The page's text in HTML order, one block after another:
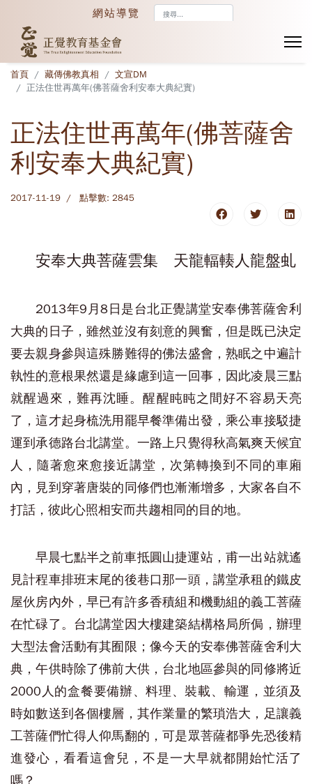
網站導覽
首頁 藏傳佛教真相
文宣DM
正法住世再萬年(佛菩薩舍利安奉大典紀實)
正法住世再萬年(佛菩薩舍
利安奉大典紀實)
2017-11-19 點擊數: 2845
安奉大典菩薩雲集 天龍輻輳人龍盤虬
2013年9月8日是台北正覺講堂安奉佛菩薩舍利
大典的日子，雖然並沒有刻意的興奮，但是既已決定
要去親身參與這殊勝難得的佛法盛會，熟眠之中遍計
執性的意根果然還是緣慮到這一回事，因此凌晨三點
就醒過來，難再沈睡。醒醒盹盹之間好不容易天亮
了，這才起身梳洗用罷早餐準備出發，乘公車接駁捷
運到承德路台北講堂。一路上只覺得秋高氣爽天候宜
人，隨著愈來愈接近講堂，次第轉換到不同的車廂
內，見到穿著唐裝的同修們也漸漸增多，大家各自不
打話，彼此心照相安而共趨相同的目的地。
早晨七點半之前車抵圓山捷運站，甫一出站就遙
見計程車排班末尾的後巷口那一頭，講堂承租的鐵皮
屋伙房內外，早已有許多香積組和機動組的義工菩薩
在忙碌了。台北講堂因大樓建築結構格局所侷，辦理
大型法會活動有其囿限；像今天的安奉佛菩薩舍利大
典，午供時除了佛前大供，台北地區參與的同修將近
2000人的盒餐要備辦、料理、裝載、輸運，並須及
時如數送到各個樓層，其作業量的繁瑣浩大，足讓義
工菩薩們忙得人仰馬翻的，可是眾菩薩都爭先恐後精
進發心，看看這會兒，不是一大早就都開始忙活了
嗎？